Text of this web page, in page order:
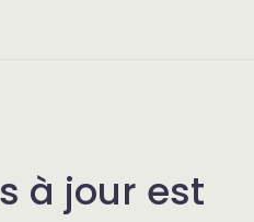
à jour est